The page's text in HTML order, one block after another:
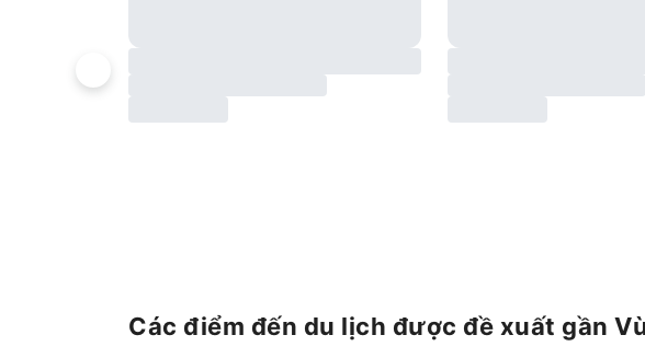
Các điểm đến du lịch được đề xuất gần